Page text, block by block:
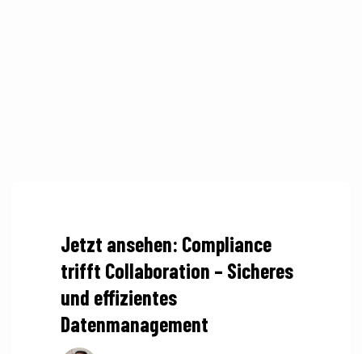
Jetzt ansehen: Compliance
trifft Collaboration – Sicheres
und effizientes
Datenmanagement